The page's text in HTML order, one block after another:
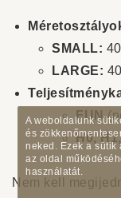
SMALL:
LARGE:
FUN
H0,
Nem kell
A weboldalunk
és
neked. Ezek a sütik
az oldal
használatát.